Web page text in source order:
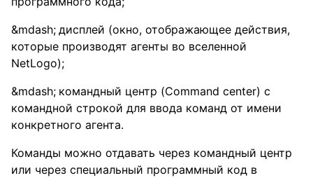
дисплей (окно, отображающее действия,
которые производят агенты во вселенной
NetLogo);
командный центр (Command center) с
командной строкой для ввода команд от имени
конкретного агента.
Команды можно отдавать через командный центр
или через специальный программный код в